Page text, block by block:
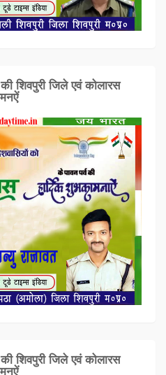
शिवपुरी जिले एवं कोलारस
शिवपुरी जिले एवं कोलारस